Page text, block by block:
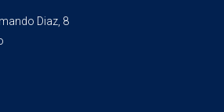
Diaz, 8